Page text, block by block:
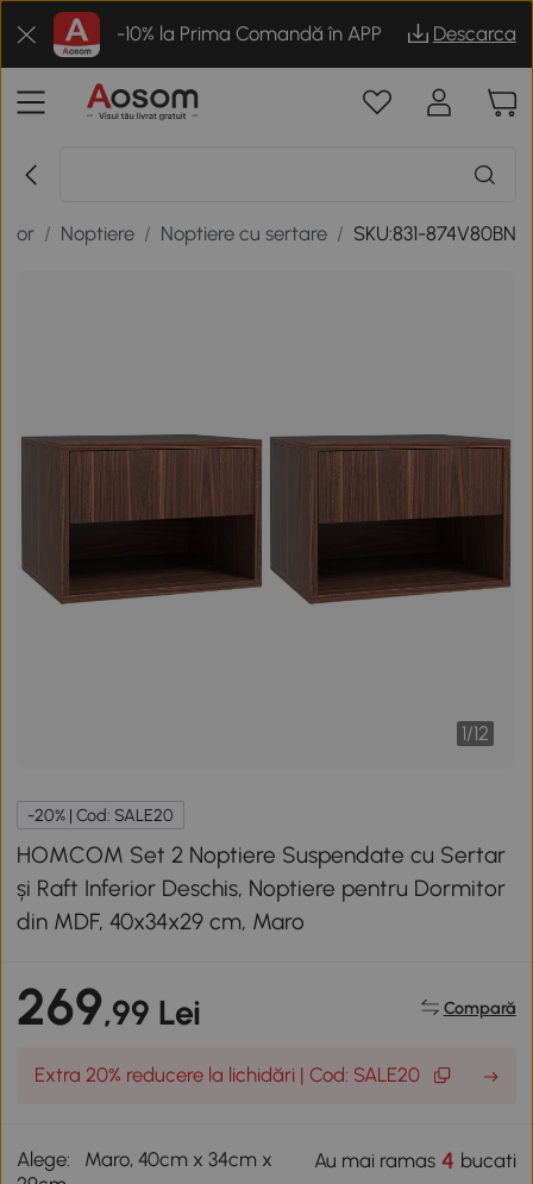
-10% la Prima Comandă în APP Descarca
/ Noptiere / Noptiere cu sertare / SKU:831-874V80BN
1/12
-20% | Cod: SALE20
HOMCOM Set 2 Noptiere Suspendate cu Sertar
și Raft Inferior Deschis, Noptiere pentru Dormitor
din MDF, 40x34x29 cm, Maro
269,99 Lei Compară
Extra 20% reducere la lichidări | Cod: SALE20
Alege:
Maro, 40cm x 34cm x
Au mai ramas4 bucati